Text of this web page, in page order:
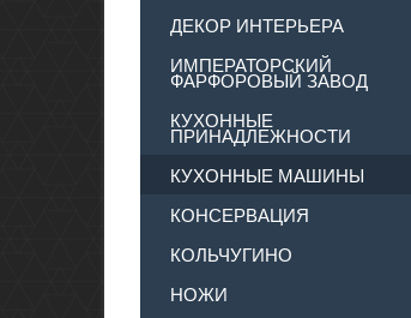
ДЕКОР ИНТЕРЬЕРА
ИМПЕРАТОРСКИЙ
ФАРФОРОВЫЙ ЗАВОД
КУХОННЫЕ
ПРИНАДЛЕЖНОСТИ
КУХОННЫЕ МАШИНЫ
КОНСЕРВАЦИЯ
КОЛЬЧУГИНО
НОЖИ